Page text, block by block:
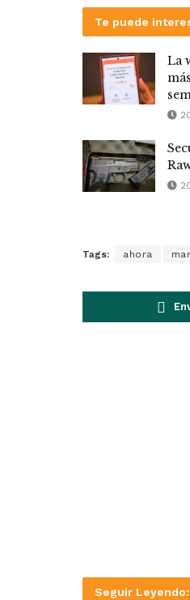
Te puede
La
Tags: ahora
Seguir Leyendo: